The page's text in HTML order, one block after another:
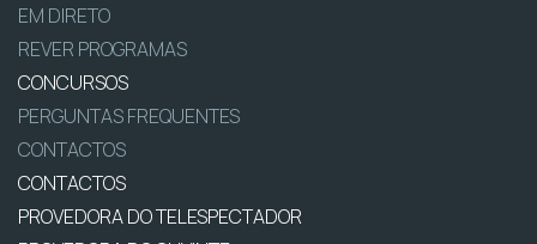
EM DIRETO
REVER PROGRAMAS
CONCURSOS
PERGUNTAS FREQUENTES
CONTACTOS
CONTACTOS
PROVEDORA DO TELESPECTADOR